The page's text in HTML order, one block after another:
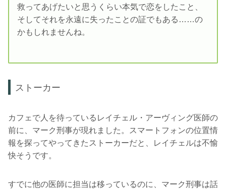
救ってあげたいと思うくらい本気で恋をしたこと、
そしてそれを永遠に失ったことの証でもある……の
かもしれませんね。
ストーカー
カフェで人を待っているレイチェル・アーヴィング医師の
前に、マーク刑事が現れました。スマートフォンの位置情
報を探ってやってきたストーカーだと、レイチェルは不愉
快そうです。
すでに他の医師に担当は移っているのに、マーク刑事は話